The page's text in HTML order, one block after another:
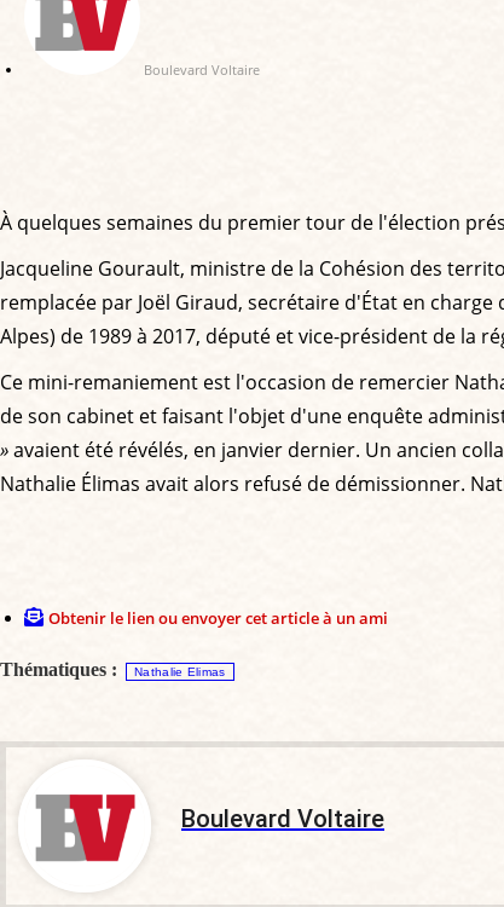
Boulevard Voltaire
À quelques semaines du premier tour de l'élection
Jacqueline Gourault, ministre de la Cohésion des
remplacée par Joël Giraud, secrétaire d'État en
Alpes) de 1989 à 2017, député et vice-président de la
Ce mini-remaniement est l'occasion de remercier
de son cabinet et faisant l'objet d'une enquête
»avaient été révélés, en janvier dernier. Un ancien
Nathalie Élimas avait alors refusé de démissionner.
Obtenir le lien ou envoyer cet article à un ami
Thématiques : Nathalie Elimas
Boulevard Voltaire